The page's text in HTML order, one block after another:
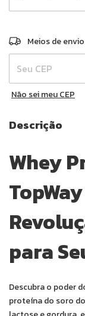
Entregas para o CEP:
Meios de envio
Não sei meu CEP
Descrição
Whey
para
Descubra o poder
proteína do soro